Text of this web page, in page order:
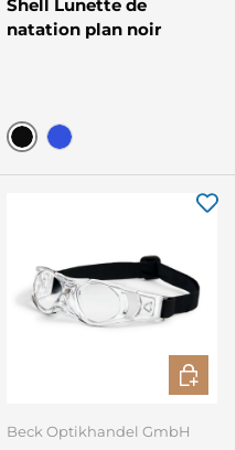
Shell Lunette de
natation plan noir
Noir
OPTIONS
Beck Optikhandel GmbH